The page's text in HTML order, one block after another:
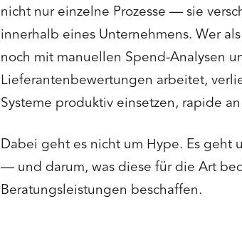
nicht nur einzelne Prozesse — sie
innerhalb eines Unternehmens. Wer
noch mit manuellen Spend-Analysen
Lieferantenbewertungen arbeitet,
Systeme produktiv einsetzen, rapide
Dabei geht es nicht um Hype. Es geht
— und darum, was diese für die Art
Beratungsleistungen beschaffen.